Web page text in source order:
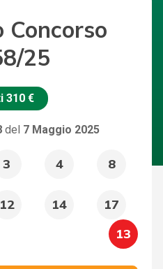
25
310 €
del 7 Maggio 2025
3 4 8
12 14 17
13